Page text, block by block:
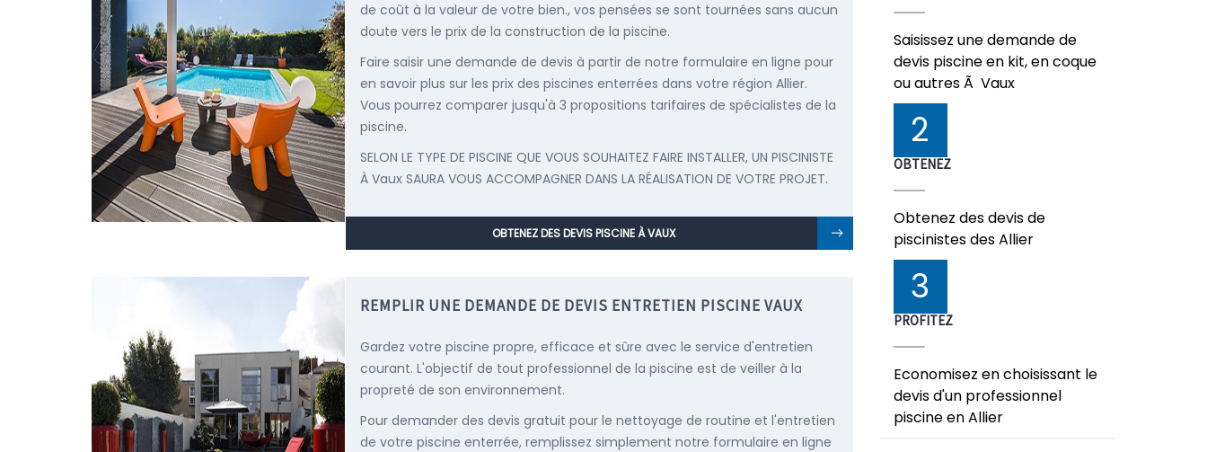
de coût à la valeur de votre bien., vos pensées se sont tournées sans aucun
doute vers le prix de la construction de la piscine.
Faire saisir une demande de devis à partir de notre formulaire en ligne pour
en savoir plus sur les prix des piscines enterrées dans votre région Allier.
Vous pourrez comparer jusqu'à 3 propositions tarifaires de spécialistes de la
piscine.
SELON LE TYPE DE PISCINE QUE VOUS SOUHAITEZ FAIRE INSTALLER, UN PISCINISTE
À Vaux SAURA VOUS ACCOMPAGNER DANS LA RÉALISATION DE VOTRE PROJET.
OBTENEZ DES DEVIS PISCINE À VAUX
REMPLIR UNE DEMANDE DE DEVIS ENTRETIEN PISCINE VAUX
Gardez votre piscine propre, efficace et sûre avec le service d'entretien
courant. L'objectif de tout professionnel de la piscine est de veiller à la
propreté de son environnement.
Pour demander des devis gratuit pour le nettoyage de routine et l'entretien
de votre piscine enterrée, remplissez simplement notre formulaire en ligne
Saisissez une demande de
devis piscine en kit, en coque
ou autres Ã Vaux
2
OBTENEZ
Obtenez des devis de
piscinistes des Allier
3
PROFITEZ
Economisez en choisissant le
devis d'un professionnel
piscine en Allier